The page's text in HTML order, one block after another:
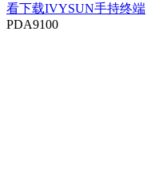
看下载IVYSUN手持终端
PDA9100